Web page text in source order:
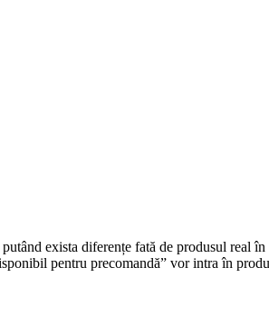
exista diferențe fată de produsul real
pentru precomandă” vor intra în